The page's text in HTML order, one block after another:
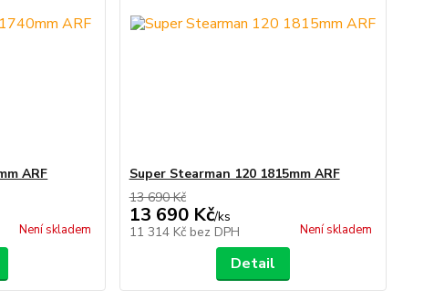
ARF
Není skladem
Super Stearman 120 1815mm ARF
13 690 Kč
13 690 Kč/ks
11 314 Kč bez DPH Není skladem
Detail